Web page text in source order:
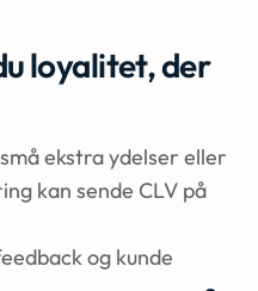
loyalitet, der
ekstra ydelser eller
kan sende CLV på
og kunde